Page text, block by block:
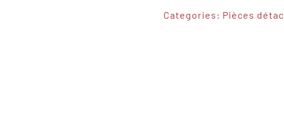
Categories: Pièces